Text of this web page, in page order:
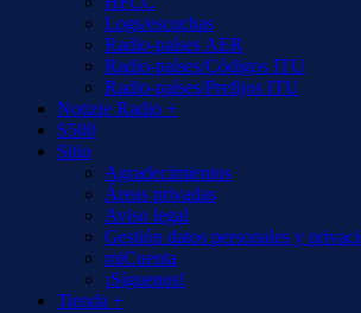
Logs/escuchas
Radio-países AER
Radio-países/Códigos ITU
Radio-países/Prefijos ITU
Notizie Radio +
S500
Sitio
Agradecimientos
Áreas privadas
Aviso legal
Gestión datos personales y
miCuenta
¡Síguenos!
Tienda +